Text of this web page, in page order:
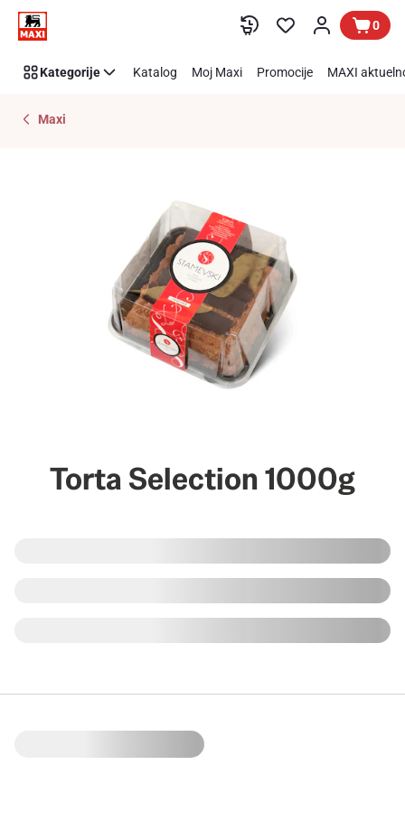
Preskoči link 0
Kategorije Katalog Moj Maxi Promocije MAXI
Maxi
Torta Selection 1000g